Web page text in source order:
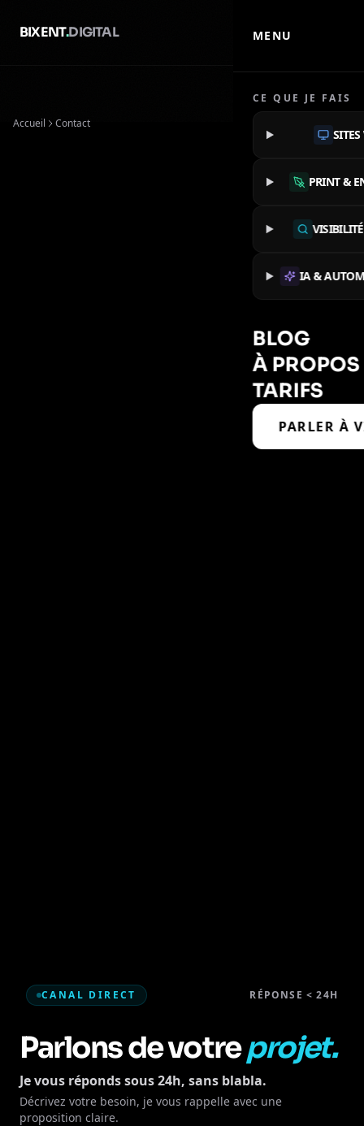
BIXENT.DIGITAL MENU
CE QUE JE FAIS
PRINT &
IA &
BLOG
À PROPOS
TARIFS
PARLER À
Accueil Contact
CANAL DIRECT RÉPONSE < 24H
Parlons de votreprojet.
Je vous réponds sous 24h, sans blabla.
Décrivez votre besoin, je vous rappelle avec une
proposition claire.